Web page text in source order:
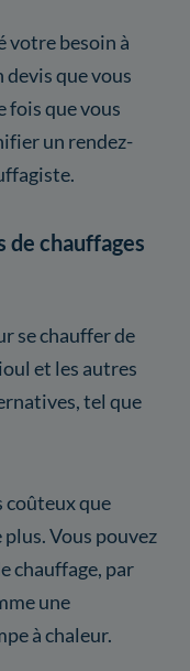
votre besoin à
que vous
fois que vous
un rendez-
de chauffages
se chauffer de
et les autres
tel que
coûteux que
Vous pouvez
chauffage, par
une
à chaleur.